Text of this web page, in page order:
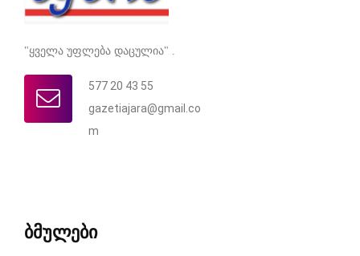
"ყველა უფლება დაცულია" .
577 20 43 55
gazetiajara@gmail.co
m
ბმულები